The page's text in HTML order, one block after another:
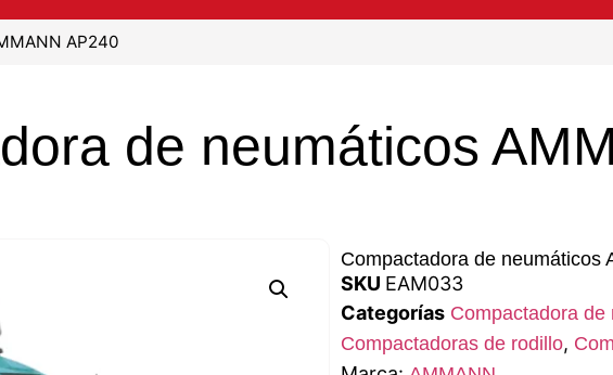
AP240
de neumáticos
Compactadora de neumáticos
SKU EAM033
Categorías Compactadora de
Compactadoras de rodillo,